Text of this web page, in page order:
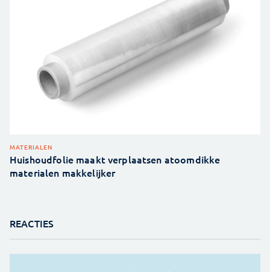
MATERIALEN
Huishoudfolie maakt verplaatsen atoomdikke
materialen makkelijker
REACTIES